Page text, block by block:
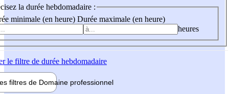
la durée hebdomadaire :
minimale (en heure) Durée maximale (en heure)
heures
le filtre de durée hebdomadaire
filtres de Domaine professionnel